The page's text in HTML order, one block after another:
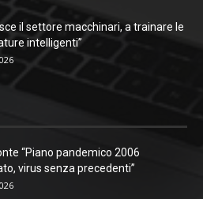
il settore macchinari, a trainare le
intelligenti”
“Piano pandemico 2006
virus senza precedenti”